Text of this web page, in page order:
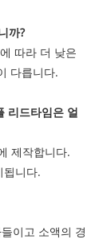
까?
따라 더 낮은
다릅니다.
리드타임은 얼
제작합니다.
됩니다.
이고 소액의 경